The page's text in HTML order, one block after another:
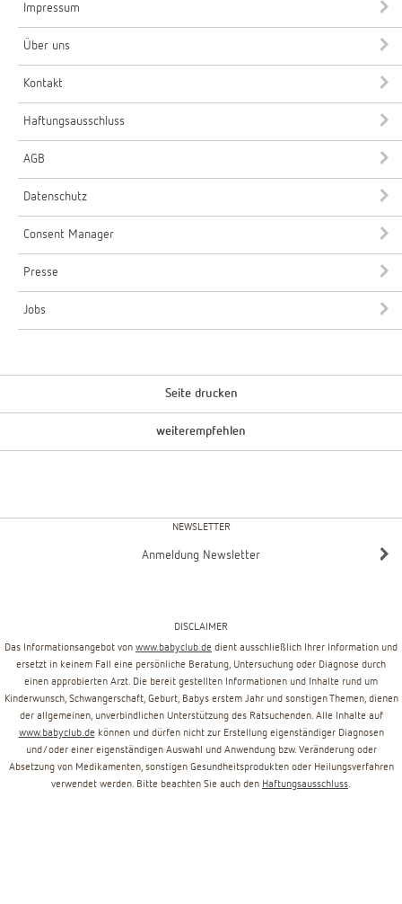
Impressum
Über uns
Kontakt
Haftungsausschluss
AGB
Datenschutz
Consent Manager
Presse
Jobs
Seite drucken
weiterempfehlen
NEWSLETTER
Anmeldung Newsletter
DISCLAIMER
Das Informationsangebot von www.babyclub.de dient ausschließlich Ihrer Information und
ersetzt in keinem Fall eine persönliche Beratung, Untersuchung oder Diagnose durch
einen approbierten Arzt. Die bereit gestellten Informationen und Inhalte rund um
Kinderwunsch, Schwangerschaft, Geburt, Babys erstem Jahr und sonstigen Themen, dienen
der allgemeinen, unverbindlichen Unterstützung des Ratsuchenden. Alle Inhalte auf
www.babyclub.de können und dürfen nicht zur Erstellung eigenständiger Diagnosen
und/oder einer eigenständigen Auswahl und Anwendung bzw. Veränderung oder
Absetzung von Medikamenten, sonstigen Gesundheitsprodukten oder Heilungsverfahren
verwendet werden. Bitte beachten Sie auch den Haftungsausschluss.